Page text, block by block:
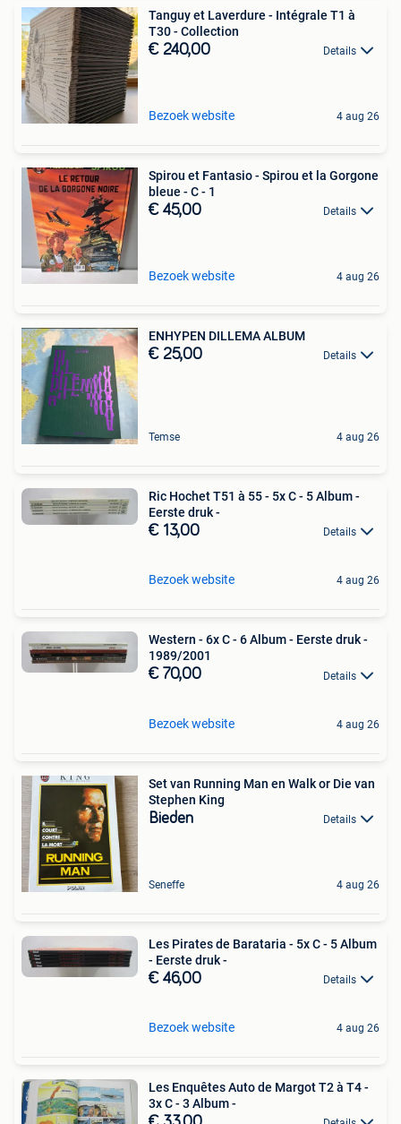
Tanguy et Laverdure - Intégrale T1 à
T30 - Collection
€ 240,00 Details
Bezoek website 4 aug 26
Spirou et Fantasio - Spirou et la Gorgone
bleue - C - 1
€ 45,00 Details
Bezoek website 4 aug 26
ENHYPEN DILLEMA ALBUM
€ 25,00 Details
Temse 4 aug 26
Ric Hochet T51 à 55 - 5x C - 5 Album -
Eerste druk -
€ 13,00 Details
Bezoek website 4 aug 26
Western - 6x C - 6 Album - Eerste druk -
1989/2001
€ 70,00 Details
Bezoek website 4 aug 26
Set van Running Man en Walk or Die van
Stephen King
Bieden Details
Seneffe 4 aug 26
Les Pirates de Barataria - 5x C - 5 Album
- Eerste druk -
€ 46,00 Details
Bezoek website 4 aug 26
Les Enquêtes Auto de Margot T2 à T4 -
3x C - 3 Album -